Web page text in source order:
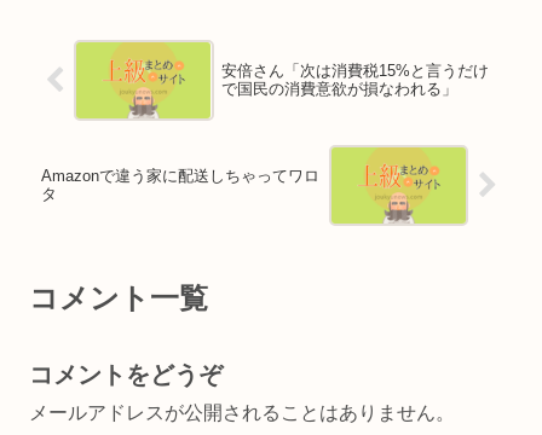
安倍さん「次は消費税15%と言うだけ
で国民の消費意欲が損なわれる」
Amazonで違う家に配送しちゃってワロ
タ
コメント一覧
コメントをどうぞ
メールアドレスが公開されることはありません。